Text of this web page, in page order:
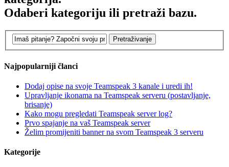
Odaberi kategoriju ili pretraži bazu.
Najpopularniji članci
Dodaj opise na svoje Teamspeak 3 kanale i uredi ih!
Upravljanje ikonama na Teamspeak serveru (postavljanje,
brisanje)
Kako mogu pregledati Teamspeak server log?
Prvo spajanje na vaš Teamspeak server
Želim promijeniti banner na svom Teamspeak 3 serveru
Kategorije